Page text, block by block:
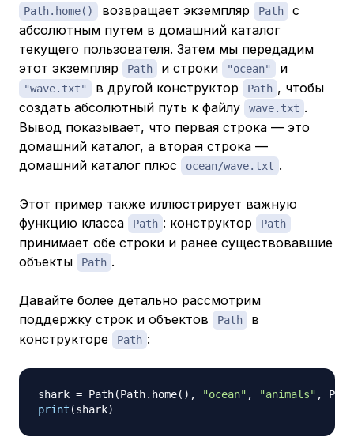
Path.home() возвращает экземпляр Path
с
абсолютным путем в домашний каталог
текущего пользователя. Затем мы передадим
этот экземпляр
Path и строки "ocean" и
"wave.txt" в другой конструктор Path , чтобы
создать абсолютный путь к файлу
wave.txt .
Вывод показывает, что первая строка — это
домашний каталог, а вторая строка —
домашний каталог плюс
ocean/wave.txt .
Этот пример также иллюстрирует важную
функцию класса
Path : конструктор Path
принимает обе строки и ранее существовавшие
объекты
Path .
Давайте более детально рассмотрим
поддержку строк и объектов
Path
в
конструкторе
Path :
shark = Path(Path. home( ) , "ocean" , "animals" ,
Path
print (shark)